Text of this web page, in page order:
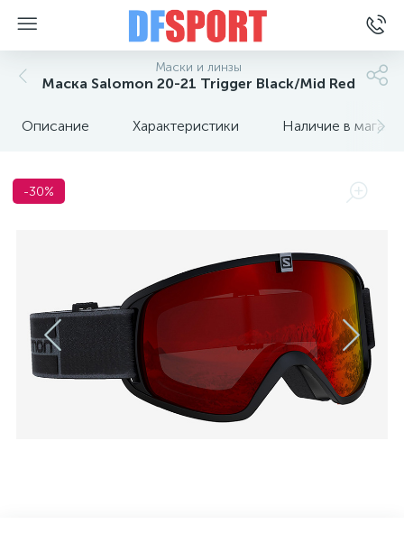
Маски и линзы
Маска Salomon 20-21 Trigger Black/Mid Red
Описание Характеристики Наличие в
-30%